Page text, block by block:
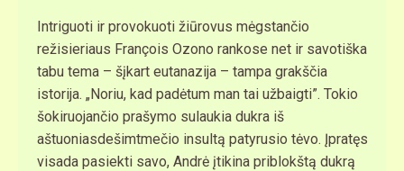
Intriguoti ir provokuoti žiūrovus mėgstančio
režisieriaus François Ozono rankose net ir savotiška
tabu tema – šįkart eutanazija – tampa grakščia
istorija. „Noriu, kad padėtum man tai užbaigti”. Tokio
šokiruojančio prašymo sulaukia dukra iš
aštuoniasdešimtmečio insultą patyrusio tėvo. Įpratęs
visada pasiekti savo, Andrė įtikina priblokštą dukrą